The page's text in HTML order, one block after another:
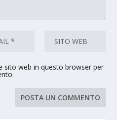
sito web in questo browser per